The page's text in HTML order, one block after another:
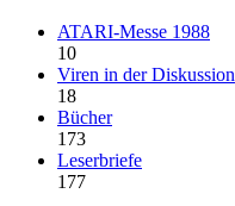
ATARI-Messe 1988
10
Viren in der Diskussion
18
Bücher
173
Leserbriefe
177